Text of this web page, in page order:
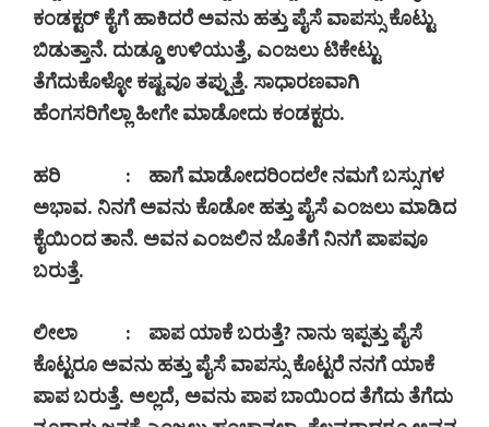
ಕಂಡಕ್ಟರ್ ಕೈಗೆ ಹಾಕಿದರೆ ಅವನು ಹತ್ತು ಪೈಸೆ ವಾಪಸ್ಸು ಕೊಟ್ಟು
ಬಿಡುತ್ತಾನೆ. ದುಡ್ಡೂ ಉಳಿಯುತ್ತೆ, ಎಂಜಲು ಟಿಕೇಟ್ಟು
ತೆಗೆದುಕೊಳ್ಳೋ ಕಷ್ಟವೂ ತಪ್ಪುತ್ತೆ. ಸಾಧಾರಣವಾಗಿ
ಹೆಂಗಸರಿಗೆಲ್ಲಾ ಹೀಗೇ ಮಾಡೋದು ಕಂಡಕ್ಟರು.
ಹರಿ : ಹಾಗೆ ಮಾಡೋದರಿಂದಲೇ ನಮಗೆ ಬಸ್ಸುಗಳ
ಅಭಾವ. ನಿನಗೆ ಅವನು ಕೊಡೋ ಹತ್ತು ಪೈಸೆ ಎಂಜಲು ಮಾಡಿದ
ಕೈಯಿಂದ ತಾನೆ. ಅವನ ಎಂಜಲಿನ ಜೊತೆಗೆ ನಿನಗೆ ಪಾಪವೂ
ಬರುತ್ತೆ.
ಲೀಲಾ : ಪಾಪ ಯಾಕೆ ಬರುತ್ತೆ? ನಾನು ಇಪ್ಪತ್ತು ಪೈಸೆ
ಕೊಟ್ಟರೂ ಅವನು ಹತ್ತು ಪೈಸೆ ವಾಪಸ್ಸು ಕೊಟ್ಟರೆ ನನಗೆ ಯಾಕೆ
ಪಾಪ ಬರುತ್ತೆ. ಅಲ್ಲದೆ, ಅವನು ಪಾಪ ಬಾಯಿಂದ ತೆಗೆದು ತೆಗೆದು